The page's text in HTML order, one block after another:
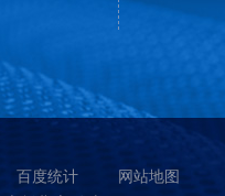
百度统计
网站地图